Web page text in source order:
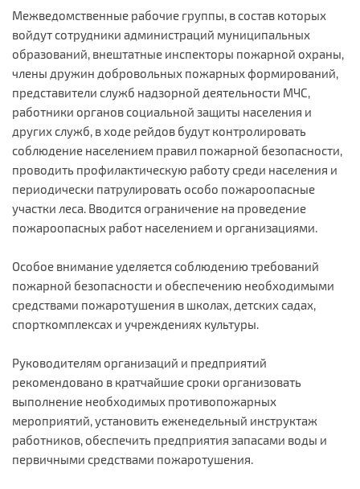
Межведомственные рабочие группы, в состав которых
войдут сотрудники администраций муниципальных
образований, внештатные инспекторы пожарной охраны,
члены дружин добровольных пожарных формирований,
представители служб надзорной деятельности МЧС,
работники органов социальной защиты населения и
других служб, в ходе рейдов будут контролировать
соблюдение населением правил пожарной безопасности,
проводить профилактическую работу среди населения и
периодически патрулировать особо пожароопасные
участки леса. Вводится ограничение на проведение
пожароопасных работ населением и организациями.
Особое внимание уделяется соблюдению требований
пожарной безопасности и обеспечению необходимыми
средствами пожаротушения в школах, детских садах,
спорткомплексах и учреждениях культуры.
Руководителям организаций и предприятий
рекомендовано в кратчайшие сроки организовать
выполнение необходимых противопожарных
мероприятий, установить еженедельный инструктаж
работников, обеспечить предприятия запасами воды и
первичными средствами пожаротушения.